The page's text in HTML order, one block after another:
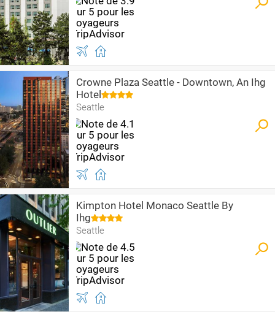
Crowne Plaza Seattle - Downtown, An Ihg
Hotel
Seattle
Kimpton Hotel Monaco Seattle By
Ihg
Seattle